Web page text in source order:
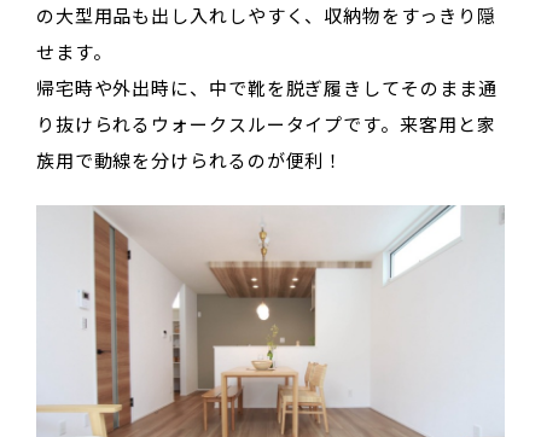
の大型用品も出し入れしやすく、収納物をすっきり隠
せます。
帰宅時や外出時に、中で靴を脱ぎ履きしてそのまま通
り抜けられるウォークスルータイプです。来客用と家
族用で動線を分けられるのが便利！